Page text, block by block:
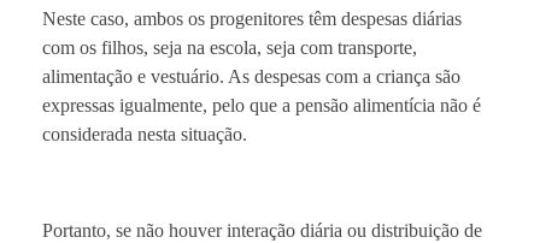
Neste caso, ambos os progenitores têm despesas diárias
com os filhos, seja na escola, seja com transporte,
alimentação e vestuário. As despesas com a criança são
expressas igualmente, pelo que a pensão alimentícia não é
considerada nesta situação.
Portanto, se não houver interação diária ou distribuição de